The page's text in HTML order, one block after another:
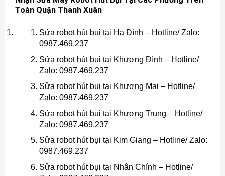
Toàn Quận Thanh Xuân
Sửa robot hút bụi tại Hạ Đình – Hotline/ Zalo:
0987.469.237
Sửa robot hút bụi tại Khương Đình – Hotline/
Zalo: 0987.469.237
Sửa robot hút bụi tại Khương Mai – Hotline/
Zalo: 0987.469.237
Sửa robot hút bụi tại Khương Trung – Hotline/
Zalo: 0987.469.237
Sửa robot hút bụi tại Kim Giang – Hotline/ Zalo:
0987.469.237
Sửa robot hút bụi tại Nhân Chính – Hotline/